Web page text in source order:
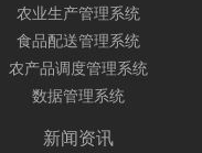
农业生产管理系统
食品配送管理系统
农产品调度管理系统
数据管理系统
新闻资讯